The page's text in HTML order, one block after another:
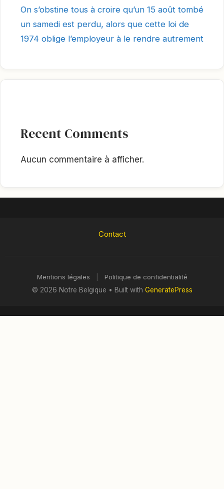
On s’obstine tous à croire qu’un 15 août tombé
un samedi est perdu, alors que cette loi de
1974 oblige l’employeur à le rendre autrement
Recent Comments
Aucun commentaire à afficher.
Contact
Mentions légales
Politique de confidentialité
© 2026 Notre Belgique • Built with GeneratePress